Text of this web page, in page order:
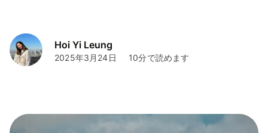
Hoi Yi Leung
2025年3月24日 10分で読めます